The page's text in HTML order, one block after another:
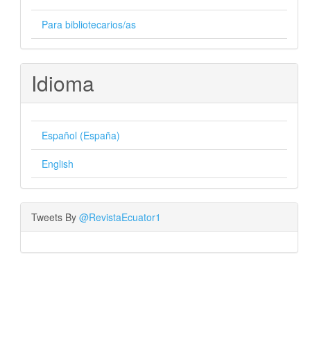
Para bibliotecarios/as
Idioma
Español (España)
English
Tweets By @RevistaEcuator1